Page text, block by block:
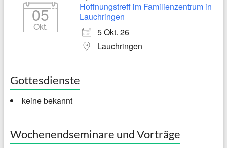
05
Okt.
Hoffnungstreff im Familienzentrum in
Lauchringen
5 Okt. 26
Lauchringen
Gottesdienste
keine bekannt
Wochenendseminare und Vorträge